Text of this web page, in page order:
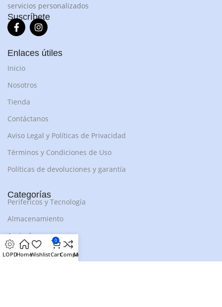
servicios personalizados
Suscríbete
Enlaces útiles
Inicio
Nosotros
Tienda
Contáctanos
Aviso Legal y Políticas de Privacidad
Términos y Condiciones de Uso
Políticas de devoluciones y garantía
Categorías
Perifericos y Tecnología
Almacenamiento
Auriculares
Altavoces Música
LOPDHomeWishlist
0
CartCompareMy account